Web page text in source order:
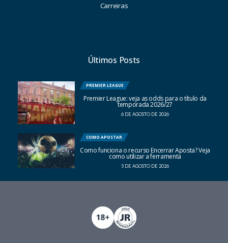
Carreiras
Últimos Posts
PREMIER LEAGUE
Premier League: veja as odds para o título da
temporada 2026/27
6 DE AGOSTO DE 2026
COMO APOSTAR
Como funciona o recurso Encerrar Aposta? Veja
como utilizar a ferramenta
5 DE AGOSTO DE 2026